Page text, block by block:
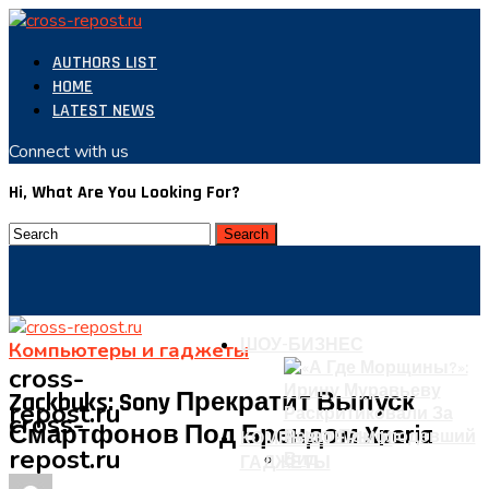
AUTHORS LIST
HOME
LATEST NEWS
Connect with us
Hi, What Are You Looking For?
cross-
repost.ru
cross-
repost.ru
ШОУ-БИЗНЕС
КОМПЬЮТЕРЫ И
ГАДЖЕТЫ
Компьютеры и гаджеты
Zackbuks: Sony Прекратит Выпуск
Смартфонов Под Брендом Xperia